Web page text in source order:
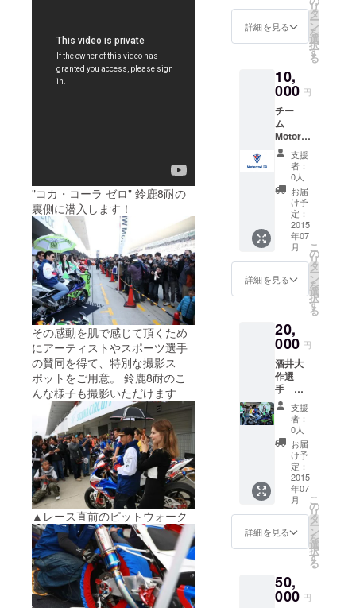
"コカ・コーラ ゼロ" 鈴鹿8耐の
裏側に潜入します！
その感動を肌で感じて頂くため
にアーティストやスポーツ選手
の賛同を得て、特別な撮影ス
ポットをご用意。 鈴鹿8耐のこ
んな様子も撮影いただけます
▲レース直前のピットウォーク
ませ
ん。
詳細を見る
リ
タ
ー
ン
を
選
択
す
る
10,
000 円
チー
ム
Motorra
d#39
オリジ
ナルT
シャツ
※観戦チ
ケット
や撮影
会は付
いてい
ませ
ん。
支援
者：
0人
お届
け予
定：
2015
年07
月
詳細を見る
こ
の
リ
タ
ー
ン
を
選
択
す
る
20,
000 円
酒井大
作選
手 サ
イン色
紙
＆
Motorra
d#39
グッズ
※観戦チ
ケット
や撮影
会は付
いてい
ませ
ん。
支援
者：
0人
お届
け予
定：
2015
年07
月
詳細を見る
こ
の
リ
タ
ー
ン
を
選
択
す
る
50,
000 円